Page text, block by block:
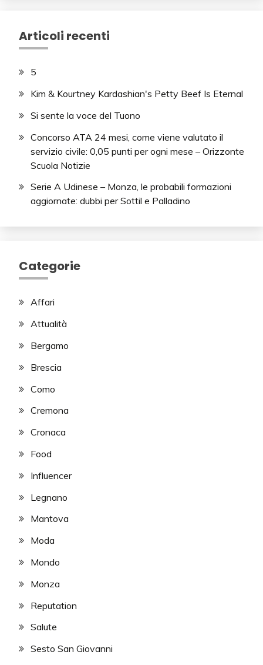
Articoli recenti
5
Kim & Kourtney Kardashian's Petty Beef Is Eternal
Si sente la voce del Tuono
Concorso ATA 24 mesi, come viene valutato il
servizio civile: 0,05 punti per ogni mese – Orizzonte
Scuola Notizie
Serie A Udinese – Monza, le probabili formazioni
aggiornate: dubbi per Sottil e Palladino
Categorie
Affari
Attualità
Bergamo
Brescia
Como
Cremona
Cronaca
Food
Influencer
Legnano
Mantova
Moda
Mondo
Monza
Reputation
Salute
Sesto San Giovanni